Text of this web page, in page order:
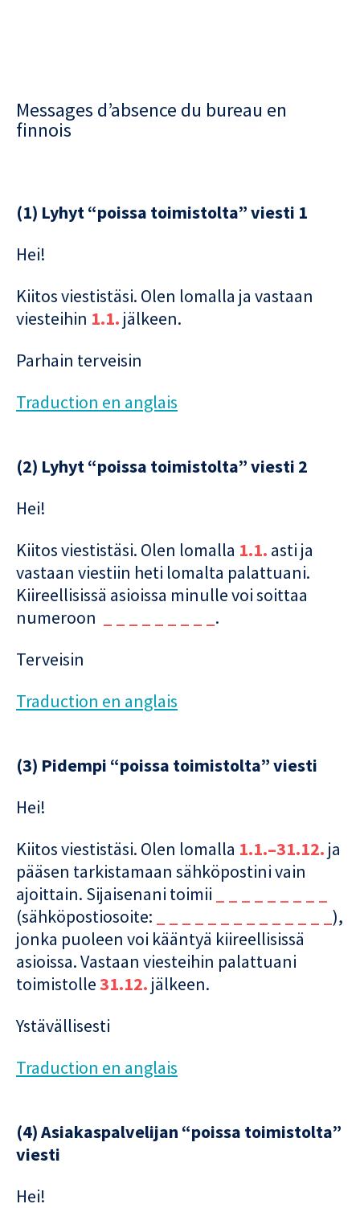
Messages d’absence du bureau en
finnois
(1) Lyhyt “poissa toimistolta” viesti 1
Hei!
Kiitos viestistäsi. Olen lomalla ja vastaan
viesteihin 1.1. jälkeen.
Parhain terveisin
Traduction en anglais
(2) Lyhyt “poissa toimistolta” viesti 2
Hei!
Kiitos viestistäsi. Olen lomalla 1.1. asti ja
vastaan viestiin heti lomalta palattuani.
Kiireellisissä asioissa minulle voi soittaa
numeroon
.
Terveisin
Traduction en anglais
(3) Pidempi “poissa toimistolta” viesti
Hei!
Kiitos viestistäsi. Olen lomalla 1.1.–31.12. ja
pääsen tarkistamaan sähköpostini vain
ajoittain. Sijaisenani toimii
(sähköpostiosoite:
),
jonka puoleen voi kääntyä kiireellisissä
asioissa. Vastaan viesteihin palattuani
toimistolle31.12. jälkeen.
Ystävällisesti
Traduction en anglais
(4) Asiakaspalvelijan “poissa toimistolta”
viesti
Hei!